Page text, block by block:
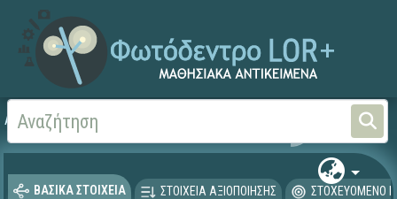
Αρχική Ξένες Γλώσσες -
ΒΑΣΙΚΑ ΣΤΟΙΧΕΙΑ ΣΤΟΙΧΕΙΑ ΑΞΙΟΠΟΙΗΣΗΣ ΣΤΟΧΕΥΟΜΕΝΟ